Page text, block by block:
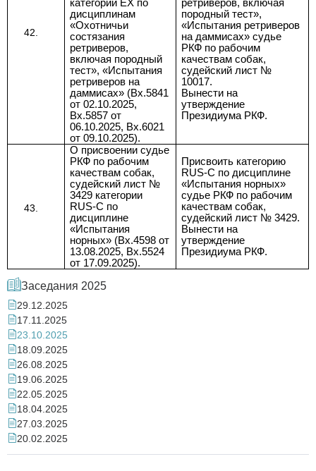
категории EX по
дисциплинам
«Охотничьи
состязания
ретриверов,
включая породный
тест», «Испытания
ретриверов на
даммисах» (Вх.5841
от 02.10.2025,
Вх.5857 от
06.10.2025, Вх.6021
от 09.10.2025).
ретриверов, включая
породный тест»,
«Испытания ретриверов
на даммисах» судье
РКФ по рабочим
качествам собак,
судейский лист №
10017.
Вынести на
утверждение
Президиума РКФ.
О присвоении судье
РКФ по рабочим
качествам собак,
судейский лист №
3429 категории
RUS-C по
дисциплине
«Испытания
норных» (Вх.4598 от
13.08.2025, Вх.5524
от 17.09.2025).
Присвоить категорию
RUS-C по дисциплине
«Испытания норных»
судье РКФ по рабочим
качествам собак,
судейский лист № 3429.
Вынести на
утверждение
Президиума РКФ.
Заседания 2025
29.12.2025
17.11.2025
23.10.2025
18.09.2025
26.08.2025
19.06.2025
22.05.2025
18.04.2025
27.03.2025
20.02.2025